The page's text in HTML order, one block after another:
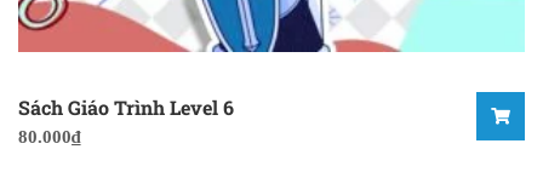
Sách Giáo Trình Level 6
80.000₫